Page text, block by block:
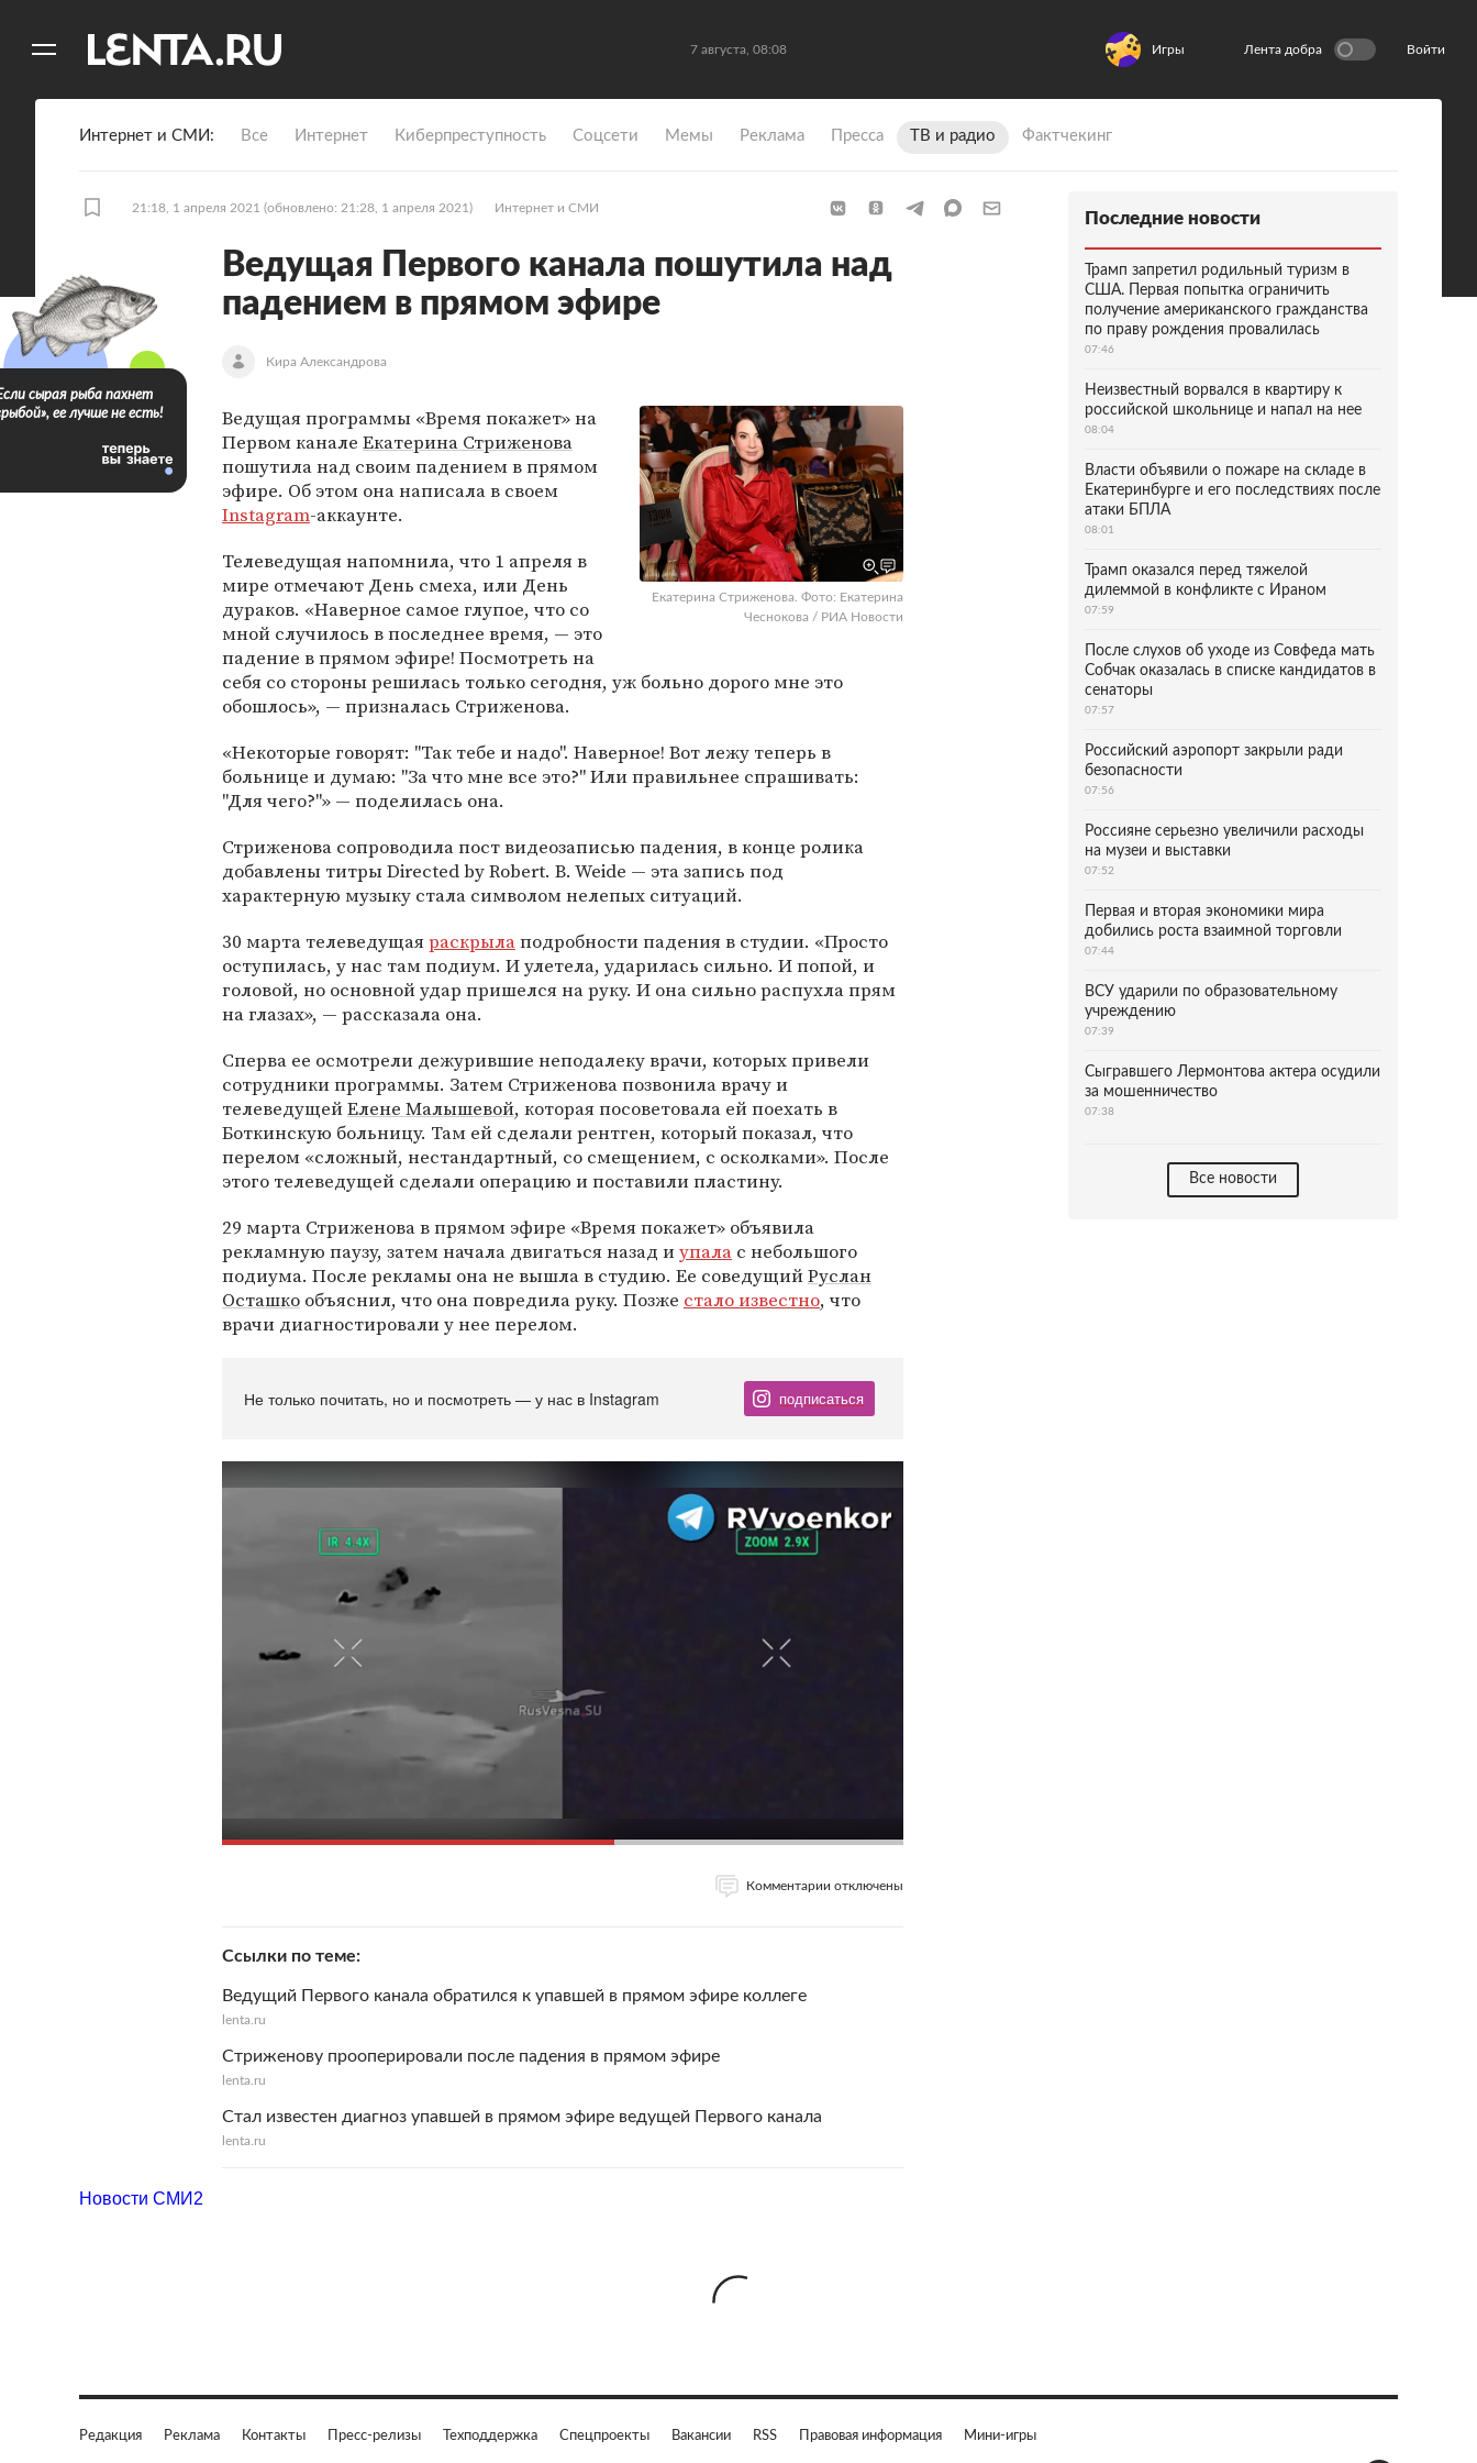
7 августа, 08:08 Игры Лента добра Войти
Интернет и СМИ Все Интернет Киберпреступность Coцсети Мемы Реклама Пресса ТВ и радио Фактчекинг
21:18, 1 апреля 2021 (обновлено: 21:28, 1 апреля 2021) Интернет и СМИ
Ведущая Первого канала пошутила над
падением в прямом эфире
Кира Александрова
Екатерина Стриженова. Фото: Екатерина
Чеснокова / РИА Новости
Ведущая программы «Время покажет» на
Первом канале Екатерина Стриженова
пошутила над своим падением в прямом
эфире. Об этом она написала в своем
Instagram-аккаунте.
Телеведущая напомнила, что 1 апреля в
мире отмечают День смеха, или День
дураков. «Наверное самое глупое, что со
мной случилось в последнее время, — это
падение в прямом эфире! Посмотреть на
себя со стороны решилась только сегодня, уж больно дорого мне это
обошлось», — призналась Стриженова.
«Некоторые говорят: "Так тебе и надо". Наверное! Вот лежу теперь в
больнице и думаю: "За что мне все это?" Или правильнее спрашивать:
"Для чего?"» — поделилась она.
Стриженова сопроводила пост видеозаписью падения, в конце ролика
добавлены титры Directed by Robert. B. Weide — эта запись под
характерную музыку стала символом нелепых ситуаций.
30 марта телеведущаяраскрылаподробности падения в студии. «Просто
оступилась, у нас там подиум. И улетела, ударилась сильно. И попой, и
головой, но основной удар пришелся на руку. И она сильно распухла прям
на глазах», — рассказала она.
Сперва ее осмотрели дежурившие неподалеку врачи, которых привели
сотрудники программы. Затем Стриженова позвонила врачу и
телеведущейЕлене Малышевой, которая посоветовала ей поехать в
Боткинскую больницу. Там ей сделали рентген, который показал, что
перелом «сложный, нестандартный, со смещением, с осколками». После
этого телеведущей сделали операцию и поставили пластину.
29 марта Стриженова в прямом эфире «Время покажет» объявила
рекламную паузу, затем начала двигаться назад иупала с небольшого
подиума. После рекламы она не вышла в студию. Ее соведущийРуслан
Осташко объяснил, что она повредила руку. Позже стало известно, что
врачи диагностировали у нее перелом.
Не только почитать, но и посмотреть — у нас в Instagram подписаться
Комментарии отключены
Ссылки по теме
Ведущий Первого канала обратился к упавшей в прямом эфире коллеге
lenta.ru
Стриженову прооперировали после падения в прямом эфире
lenta.ru
Стал известен диагноз упавшей в прямом эфире ведущей Первого канала
lenta.ru
сырая рыба пахнет
ее лучше не есть!
Последние новости
Трамп запретил родильный туризм в
США. Первая попытка ограничить
получение американского гражданства
по праву рождения провалилась
07:46
Неизвестный ворвался в квартиру к
российской школьнице и напал на нее
08:04
Власти объявили о пожаре на складе в
Екатеринбурге и его последствиях после
атаки БПЛА
08:01
Трамп оказался перед тяжелой
дилеммой в конфликте с Ираном
07:59
После слухов об уходе из Совфеда мать
Собчак оказалась в списке кандидатов в
сенаторы
07:57
Российский аэропорт закрыли ради
безопасности
07:56
Россияне серьезно увеличили расходы
на музеи и выставки
07:52
Первая и вторая экономики мира
добились роста взаимной торговли
07:44
ВСУ ударили по образовательному
учреждению
07:39
Сыгравшего Лермонтова актера осудили
за мошенничество
07:38
Все новости
Новости СМИ2
Редакция Реклама Контакты Пресс-релизы Техподдержка Спецпроекты Вакансии RSS Правовая информация Мини-игры